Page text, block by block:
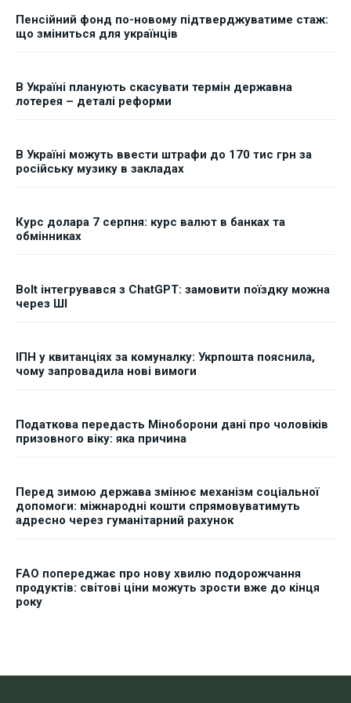
Пенсійний фонд по-новому підтверджуватиме стаж:
що зміниться для українців
В Україні планують скасувати термін державна
лотерея – деталі реформи
В Україні можуть ввести штрафи до 170 тис грн за
російську музику в закладах
Курс долара 7 серпня: курс валют в банках та
обмінниках
Bolt інтегрувався з ChatGPT: замовити поїздку можна
через ШІ
ІПН у квитанціях за комуналку: Укрпошта пояснила,
чому запровадила нові вимоги
Податкова передасть Міноборони дані про чоловіків
призовного віку: яка причина
Перед зимою держава змінює механізм соціальної
допомоги: міжнародні кошти спрямовуватимуть
адресно через гуманітарний рахунок
FAO попереджає про нову хвилю подорожчання
продуктів: світові ціни можуть зрости вже до кінця
року